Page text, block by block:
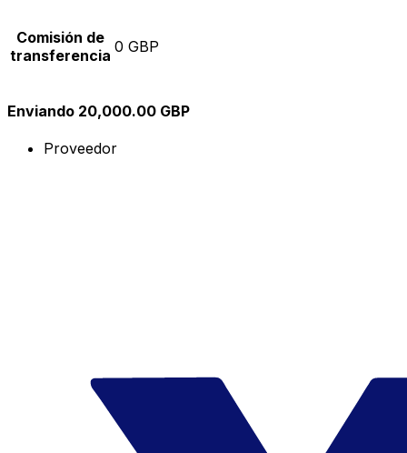
Comisión de
transferencia 0 GBP
Enviando 20,000.00 GBP
Proveedor